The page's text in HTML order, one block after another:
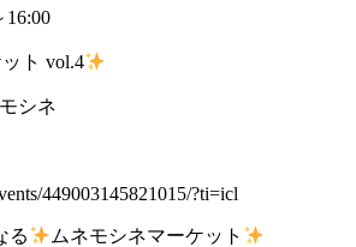
16:00
ト vol.4
シネ
449003145821015/?ti=icl
る ムネモシネマーケット